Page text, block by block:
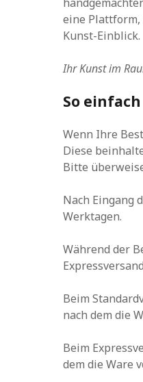
eine Plattform,
Kunst-Einblick.
Ihr Kunst im
So
Wenn Ihre
Diese
Bitte
Nach Eingang
Werktagen.
Während der
Beim
nach dem die
Beim
dem die Ware